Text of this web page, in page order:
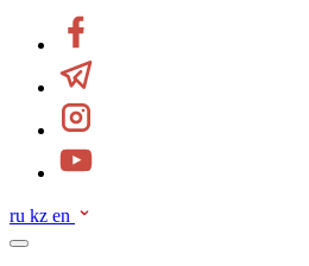
ru kz en